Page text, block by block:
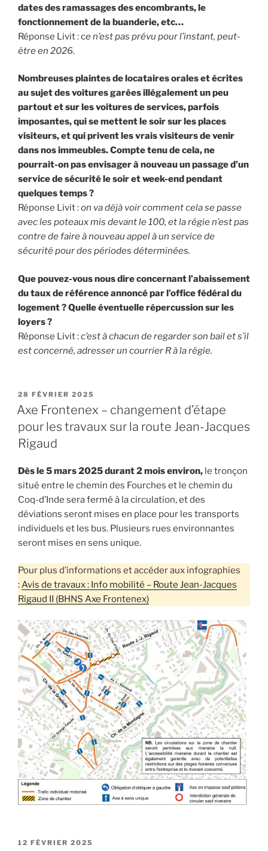
dates des ramassages des encombrants, le
fonctionnement de la buanderie, etc…
Réponse Livit : ce n’est pas prévu pour l’instant, peut-
être en 2026.
Nombreuses plaintes de locataires orales et écrites
au sujet des voitures garées illégalement un peu
partout et sur les voitures de services, parfois
imposantes, qui se mettent le soir sur les places
visiteurs, et qui privent les vrais visiteurs de venir
dans nos immeubles. Compte tenu de cela, ne
pourrait-on pas envisager à nouveau un passage d’un
service de sécurité le soir et week-end pendant
quelques temps ?
Réponse Livit :on va déjà voir comment cela se passe
avec les poteaux mis devant le 100, et la régie n’est pas
contre de faire à nouveau appel à un service de
sécurité pour des périodes déterminées.
Que pouvez-vous nous dire concernant l’abaissement
du taux de référence annoncé par l’office fédéral du
logement ? Quelle éventuelle répercussion sur les
loyers ?
Réponse Livit :c’est à chacun de regarder son bail et s’il
est concerné, adresser un courrier R à la régie.
PUBLIÉ
LE
28 FÉVRIER 2025
Axe Frontenex – changement d’étape
pour les travaux sur la route Jean-Jacques
Rigaud
Dès le 5 mars 2025 durant 2 mois environ, le tronçon
situé entre le chemin des Fourches et le chemin du
Coq-d’Inde sera fermé à la circulation, et des
déviations seront mises en place pour les transports
individuels et les bus. Plusieurs rues environnantes
seront mises en sens unique.
Pour plus d’informations et accéder aux infographies
:Avis de travaux : Info mobilité – Route Jean-Jacques
Rigaud II (BHNS Axe Frontenex)
PUBLIÉ
12 FÉVRIER 2025